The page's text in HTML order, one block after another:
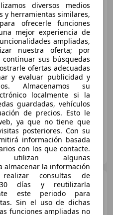
AMG 4Matic+ 7G-DCT
€ 38.990
Buenprecio
225 kW (306 CV)
Mercedes-Benz A 2007G-
DCT
diversos medios
y herramientas similares,
ofrecerle funciones
mejor experiencia de
ampliadas,
nuestra oferta; por
sus búsquedas
ofertas adecuadas
y evaluar publicidad y
Almacenamos su
localmente si la
guardadas, vehículos
de precios. Esto le
ya que no tiene que
posteriores. Con su
información basada
con los que contacte.
utilizan algunas
almacenar la información
consultas de
días y reutilizarla
este periodo para
Sin el uso de dichas
funciones ampliadas no